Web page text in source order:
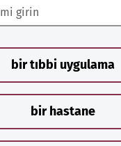
bir tıbbi uygulama
bir hastane